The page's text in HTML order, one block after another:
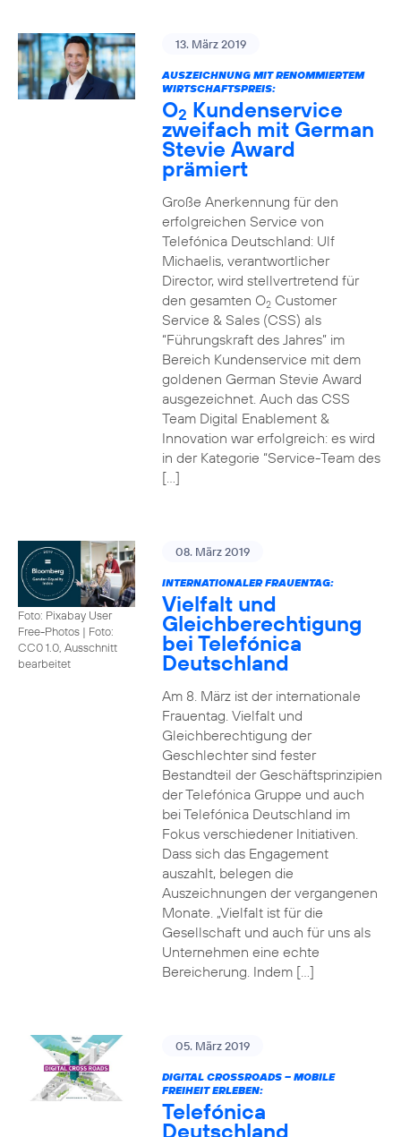
13. März 2019
AUSZEICHNUNG MIT RENOMMIERTEM
WIRTSCHAFTSPREIS:
O2 Kundenservice
zweifach mit German
Stevie Award
prämiert
Große Anerkennung für den
erfolgreichen Service von
Telefónica Deutschland: Ulf
Michaelis, verantwortlicher
Director, wird stellvertretend für
den gesamten O2Customer
Service & Sales (CSS) als
“Führungskraft des Jahres” im
Bereich Kundenservice mit dem
goldenen German Stevie Award
ausgezeichnet. Auch das CSS
Team Digital Enablement &
Innovation war erfolgreich: es wird
in der Kategorie “Service-Team des
[…]
Foto: Pixabay User
Free-Photos | Foto:
CC0 1.0, Ausschnitt
bearbeitet
08. März 2019
INTERNATIONALER FRAUENTAG:
Vielfalt und
Gleichberechtigung
bei Telefónica
Deutschland
Am 8. März ist der internationale
Frauentag. Vielfalt und
Gleichberechtigung der
Geschlechter sind fester
Bestandteil der Geschäftsprinzipien
der Telefónica Gruppe und auch
bei Telefónica Deutschland im
Fokus verschiedener Initiativen.
Dass sich das Engagement
auszahlt, belegen die
Auszeichnungen der vergangenen
Monate. „Vielfalt ist für die
Gesellschaft und auch für uns als
Unternehmen eine echte
Bereicherung. Indem […]
05. März 2019
DIGITAL CROSSROADS – MOBILE
FREIHEIT ERLEBEN:
Telefónica
Deutschland